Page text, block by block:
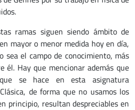
ramas siguen siendo ámbito de
mayor o menor medida hoy en día,
sea el campo de conocimiento, más
él. Hay que mencionar además que
se hace en esta asignatura
de forma que no usamos los
principio, resultan despreciables en